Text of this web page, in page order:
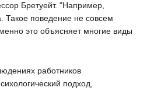
Бретуейт. "Например,
Такое поведение не совсем
это объясняет многие виды
работников
подход,